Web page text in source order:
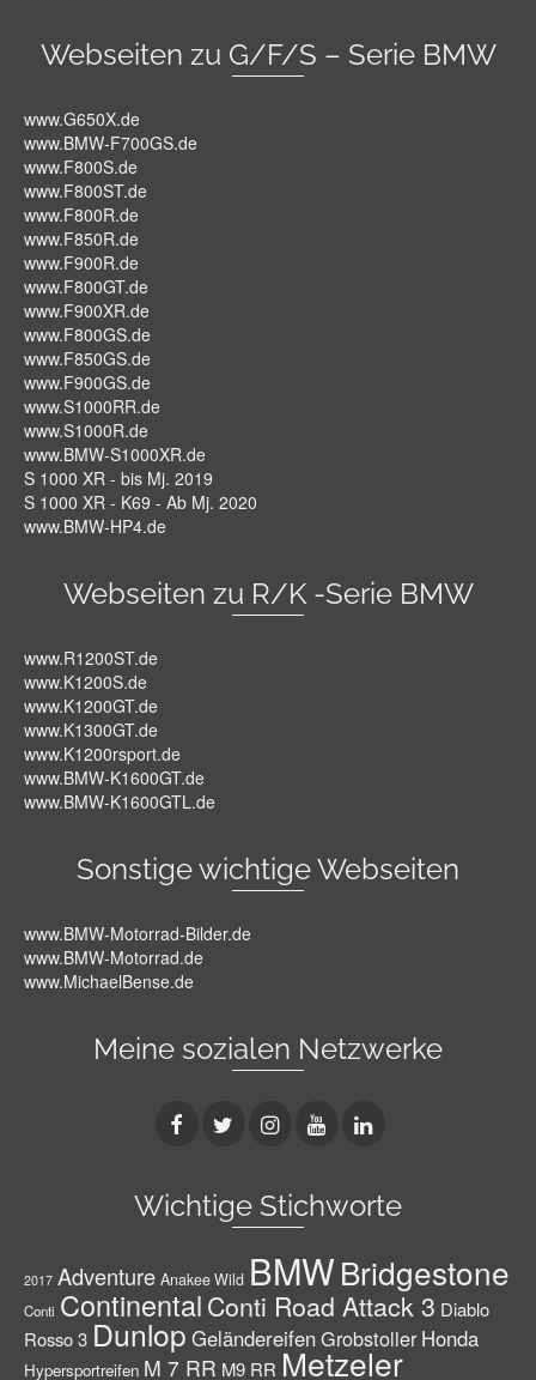
Webseiten zu G/F/S – Serie BMW
www.G650X.de
www.BMW-F700GS.de
www.F800S.de
www.F800ST.de
www.F800R.de
www.F850R.de
www.F900R.de
www.F800GT.de
www.F900XR.de
www.F800GS.de
www.F850GS.de
www.F900GS.de
www.S1000RR.de
www.S1000R.de
www.BMW-S1000XR.de
S 1000 XR - bis Mj. 2019
S 1000 XR - K69 - Ab Mj. 2020
www.BMW-HP4.de
Webseiten zu R/K -Serie BMW
www.R1200ST.de
www.K1200S.de
www.K1200GT.de
www.K1300GT.de
www.K1200rsport.de
www.BMW-K1600GT.de
www.BMW-K1600GTL.de
Sonstige wichtige Webseiten
www.BMW-Motorrad-Bilder.de
www.BMW-Motorrad.de
www.MichaelBense.de
Meine sozialen Netzwerke
Wichtige Stichworte
2017 Adventure Anakee Wild BMWBridgestone
Conti ContinentalConti Road Attack 3 Diablo
Rosso 3 Dunlop GeländereifenGrobstoller Honda
Hypersportreifen M 7 RR M9 RR Metzeler